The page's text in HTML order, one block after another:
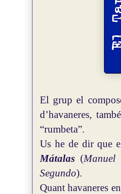
El grup el
d’havaneres,
“rumbeta”.
Us he de dir que
Mátalas (Manuel
Segundo).
Quant havaneres